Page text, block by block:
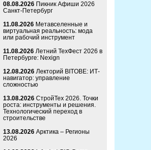
08.08.2026 Пикник Афиши 2026
Санкт-Петербург
11.08.2026 Метавселенные и
виртуальная реальность: мода
или рабочий инструмент
11.08.2026 Летний ТехФест 2026 в
Петербурге: Nexign
12.08.2026 Лекторий BITOBE: ИТ-
навигатор: управление
сложностью
13.08.2026 СтройТех 2026. Точки
роста: инструменты и решения.
Технологический переход в
строительстве
13.08.2026 Арктика – Регионы
2026